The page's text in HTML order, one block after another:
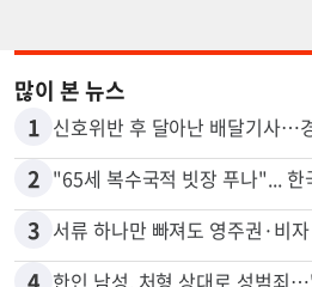
많이 본 뉴스
1
2
3